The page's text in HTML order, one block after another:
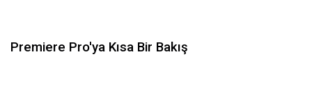
Premiere Pro'ya Kısa Bir Bakış